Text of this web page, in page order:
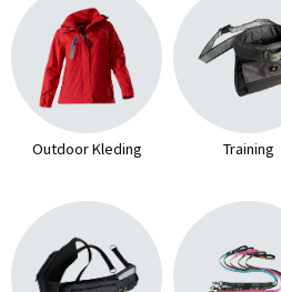
Outdoor Kleding Training